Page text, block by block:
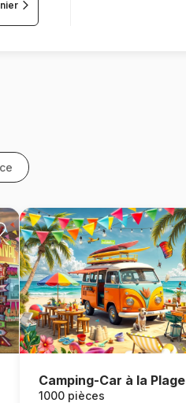
Camping-Car à la Plage
1000 pièces